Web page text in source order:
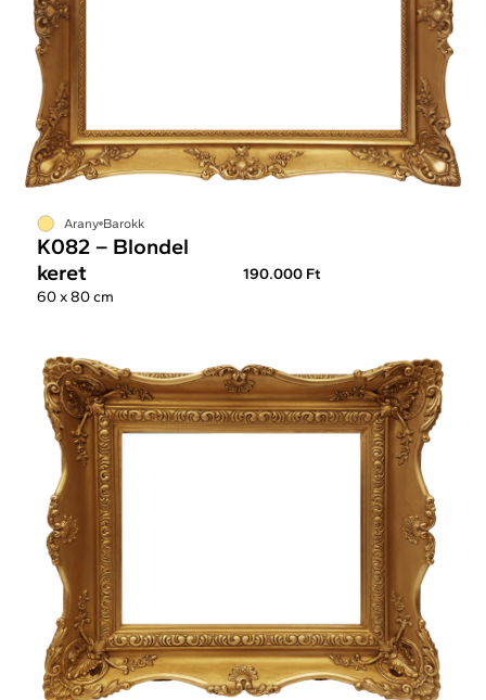
Arany Barokk
K082 – Blondel
keret
190.000 Ft
60 x 80 cm